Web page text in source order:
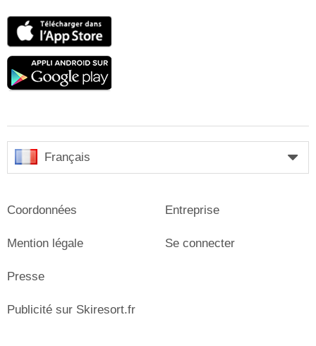
Google
Français
Coordonnées
Mention légale
Presse
Entreprise
Se connecter
Publicité sur Skiresort.fr